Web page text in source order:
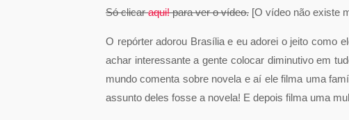
Só clicaraqui!para ver o vídeo. [O vídeo não existe
O repórter adorou Brasília e eu adorei o jeito como
achar interessante a gente colocar diminutivo em
mundo comenta sobre novela e aí ele filma uma
assunto deles fosse a novela! E depois filma uma